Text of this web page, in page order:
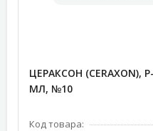
ЦЕРАКСОН (CERAXON),
МЛ, №10
Код товара: